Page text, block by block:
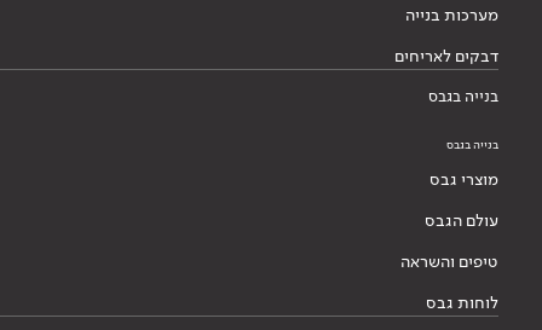
מערכות בנייה
דבקים לאריחים
בנייה בגבס
בנייה בגבס
מוצרי גבס
עולם הגבס
טיפים והשראה
לוחות גבס